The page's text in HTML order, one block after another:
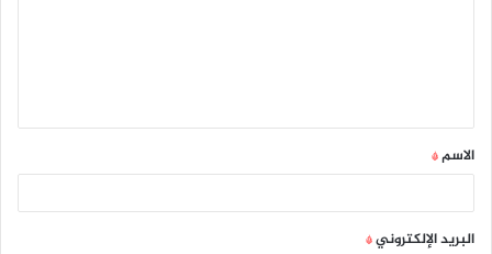
ق
*
الاسم*
البريد الإلكتروني*